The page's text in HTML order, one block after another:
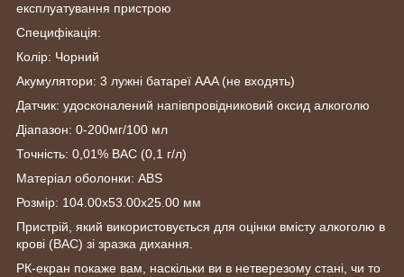
експлуатування пристрою
Специфікація:
Колір: Чорний
Акумулятори: 3 лужні батареї AAA (не входять)
Датчик: удосконалений напівпровідниковий оксид алкоголю
Діапазон: 0-200мг/100 мл
Точність: 0,01% BAC (0,1 г/л)
Матеріал оболонки: ABS
Розмір: 104.00x53.00x25.00 мм
Пристрій, який використовується для оцінки вмісту алкоголю в
крові (BAC) зі зразка дихання.
РК-екран покаже вам, наскільки ви в нетверезому стані, чи то